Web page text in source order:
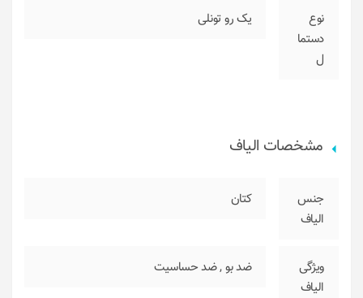
نوع
دستما
ل
یک رو تونلی
مشخصات الیاف
جنس
الیاف
کتان
ویژگی
الیاف
ضد بو,ضد حساسیت